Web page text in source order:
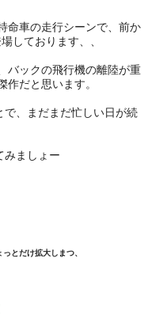
命車の走行シーンで、前か
しております、、
バックの飛行機の離陸が重
だと思います。
で、まだまだ忙しい日が続
みましょー
とだけ拡大しまつ、